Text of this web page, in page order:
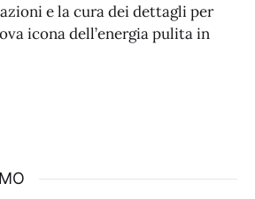
e la cura dei dettagli per
icona dell’energia pulita in